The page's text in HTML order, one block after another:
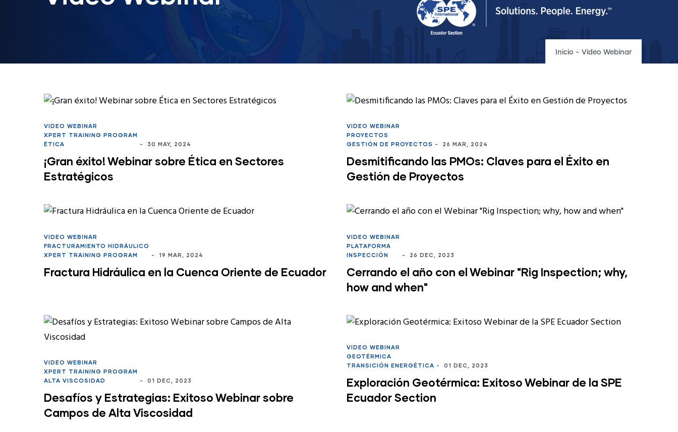
Inicio - Video Webinar
VIDEO WEBINAR
XPERT TRAINING PROGRAM
ÉTICA
- 30 MAY, 2024
¡Gran éxito! Webinar sobre Ética en Sectores
Estratégicos
VIDEO WEBINAR
PROYECTOS
GESTIÓN DE PROYECTOS - 26 MAR, 2024
Desmitificando las PMOs: Claves para el Éxito en
Gestión de Proyectos
VIDEO WEBINAR
FRACTURAMIENTO HIDRÁULICO
XPERT TRAINING PROGRAM
- 19 MAR, 2024
Fractura Hidráulica en la Cuenca Oriente de Ecuador
VIDEO WEBINAR
PLATAFORMA
INSPECCIÓN
- 26 DEC, 2023
Cerrando el año con el Webinar "Rig Inspection; why,
how and when"
VIDEO WEBINAR
XPERT TRAINING PROGRAM
ALTA VISCOSIDAD
- 01 DEC, 2023
Desafíos y Estrategias: Exitoso Webinar sobre
Campos de Alta Viscosidad
VIDEO WEBINAR
GEOTÉRMICA
TRANSICIÓN ENERGÉTICA - 01 DEC, 2023
Exploración Geotérmica: Exitoso Webinar de la SPE
Ecuador Section